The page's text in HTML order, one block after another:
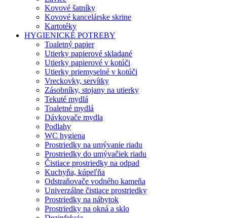
Kovové šatníky
Kovové kancelárske skrine
Kartotéky
HYGIENICKÉ POTREBY
Toaletný papier
Utierky papierové skladané
Utierky papierové v kotúči
Utierky priemyselné v kotúči
Vreckovky, servítky
Zásobníky, stojany na utierky
Tekuté mydlá
Toaletné mydlá
Dávkovače mydla
Podlahy
WC hygiena
Prostriedky na umývanie riadu
Prostriedky do umývačiek riadu
Čistiace prostriedky na odpad
Kuchyňa, kúpeľňa
Odstraňovače vodného kameňa
Univerzálne čistiace prostriedky
Prostriedky na nábytok
Prostriedky na okná a sklo